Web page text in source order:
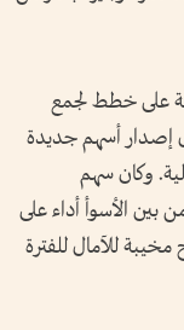
على ‌خطط لجمع
من خلال إصدار أسهم جديدة
وكان سهم
بين الأسوأ أداء على
أرباح مخيبة للآمال للفترة